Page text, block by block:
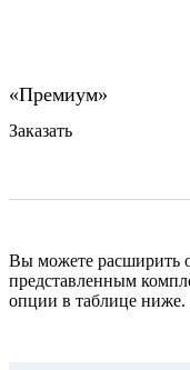
Заказать
Вы можете расширить
представленным
опции в таблице ниже.